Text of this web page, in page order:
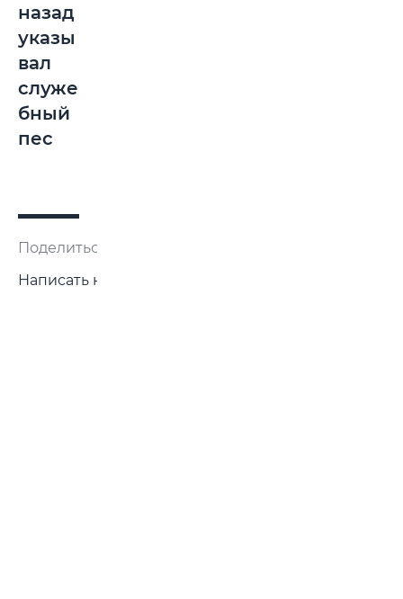
назад
указы
вал
служе
бный
пес
Поделиться:
Написать нам